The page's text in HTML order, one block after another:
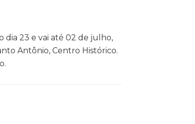
23 e vai até 02 de julho,
Antônio, Centro Histórico.